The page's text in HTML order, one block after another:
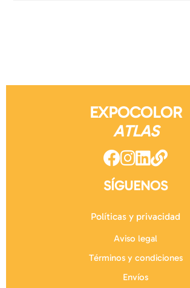
EXPOCOLOR
ATLAS
SÍGUENOS
Políticas y privacidad
Aviso legal
Términos y condiciones
Envíos